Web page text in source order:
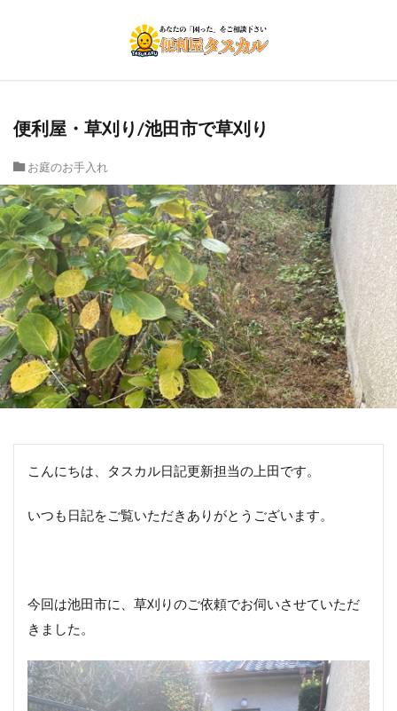
便利屋・草刈り/池田市で草刈り
お庭のお手入れ
こんにちは、タスカル日記更新担当の上田です。
いつも日記をご覧いただきありがとうございます。
今回は池田市に、草刈りのご依頼でお伺いさせていただ
きました。